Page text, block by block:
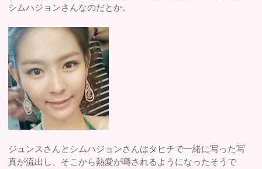
シムハジョンさんなのだとか。
ジュンスさんとシムハジョンさんはタヒチで一緒に写った写
真が流出し、そこから熱愛が噂されるようになったそうで